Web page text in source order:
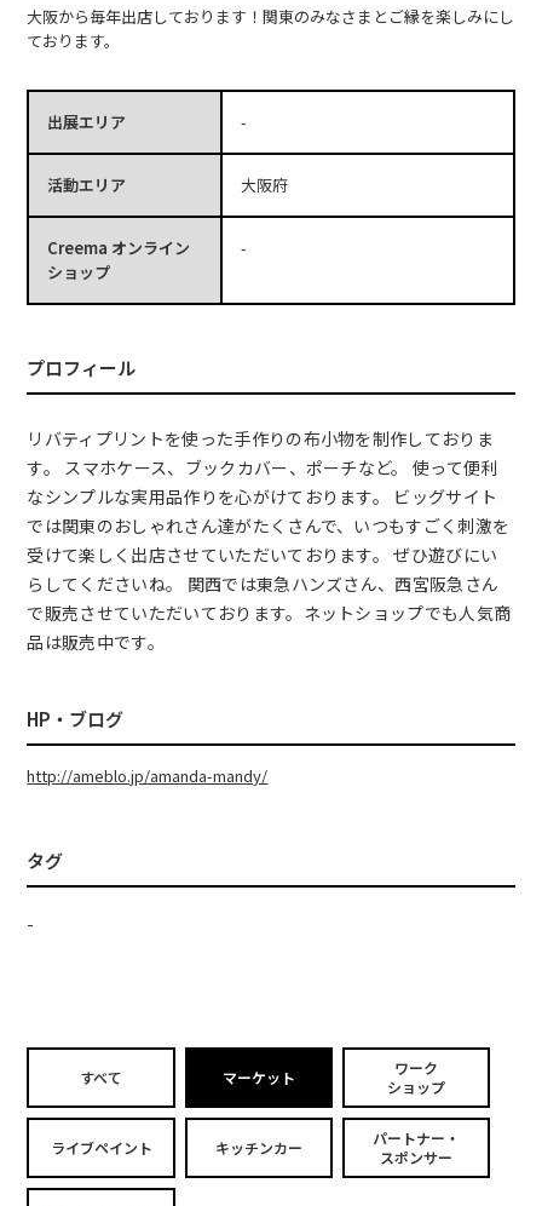
大阪から毎年出店しております！関東のみなさまとご縁を楽しみにし
ております。
出展エリア -
活動エリア 大阪府
Creema オンライン
ショップ
-
プロフィール
リバティプリントを使った手作りの布小物を制作しておりま
す。 スマホケース、ブックカバー、ポーチなど。 使って便利
なシンプルな実用品作りを心がけております。 ビッグサイト
では関東のおしゃれさん達がたくさんで、いつもすごく刺激を
受けて楽しく出店させていただいております。 ぜひ遊びにい
らしてくださいね。 関西では東急ハンズさん、西宮阪急さん
で販売させていただいております。ネットショップでも人気商
品は販売中です。
HP・ブログ
http://ameblo.jp/amanda-mandy/
タグ
-
すべて マーケット
ワーク
ショップ
ライブペイント キッチンカー
パートナー・
スポンサー